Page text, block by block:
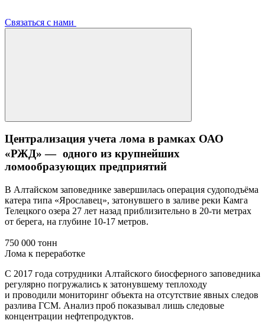
Связаться с нами
Централизация учета лома в рамках ОАО
«РЖД» — одного из крупнейших
ломообразующих предприятий
В Алтайском заповеднике завершилась операция судоподъёма
катера типа «Ярославец», затонувшего в заливе реки Камга
Телецкого озера 27 лет назад приблизительно в 20-ти метрах
от берега, на глубине 10-17 метров.
750 000 тонн
Лома к переработке
С 2017 года сотрудники Алтайского биосферного заповедника
регулярно погружались к затонувшему теплоходу
и проводили мониторинг объекта на отсутствие явных следов
разлива ГСМ. Анализ проб показывал лишь следовые
концентрации нефтепродуктов.